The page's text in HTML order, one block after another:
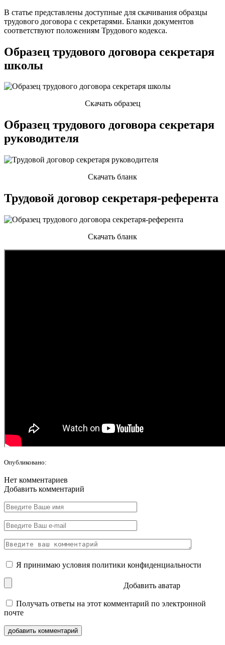
В статье представлены доступные для скачивания образцы
трудового договора с секретарями. Бланки документов
соответствуют положениям Трудового кодекса.
Образец трудового договора секретаря
школы
Скачать образец
Образец трудового договора секретаря
руководителя
Скачать бланк
Трудовой договор секретаря-референта
Скачать бланк
Опубликовано:
Нет комментариев
Добавить комментарий
Я принимаю условия политики конфиденциальности
Добавить аватар
Получать ответы на этот комментарий по электронной
почте